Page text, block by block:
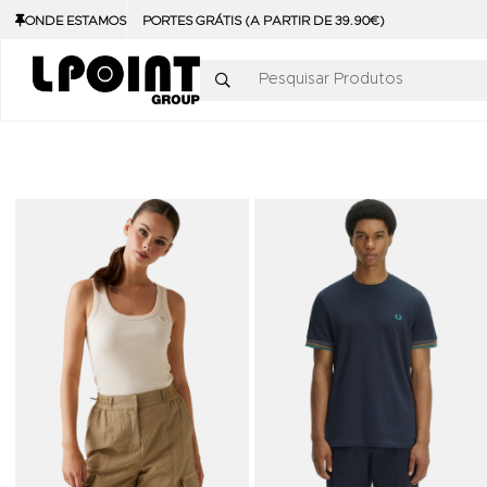
ONDE ESTAMOS PORTES GRÁTIS (A PARTIR DE 39.90€)
Pesquisar Produtos
Adicionar aos Favoritos